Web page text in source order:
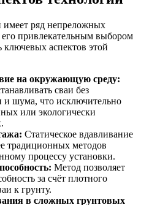
имеет ряд непреложных
привлекательным выбором
ключевых аспектов этой
на окружающую среду:
сваи без
и шума, что исключительно
или экологически
Статическое вдавливание
традиционных методов
процессу установки.
Метод позволяет
за счёт плотного
к грунту.
в сложных грунтовых